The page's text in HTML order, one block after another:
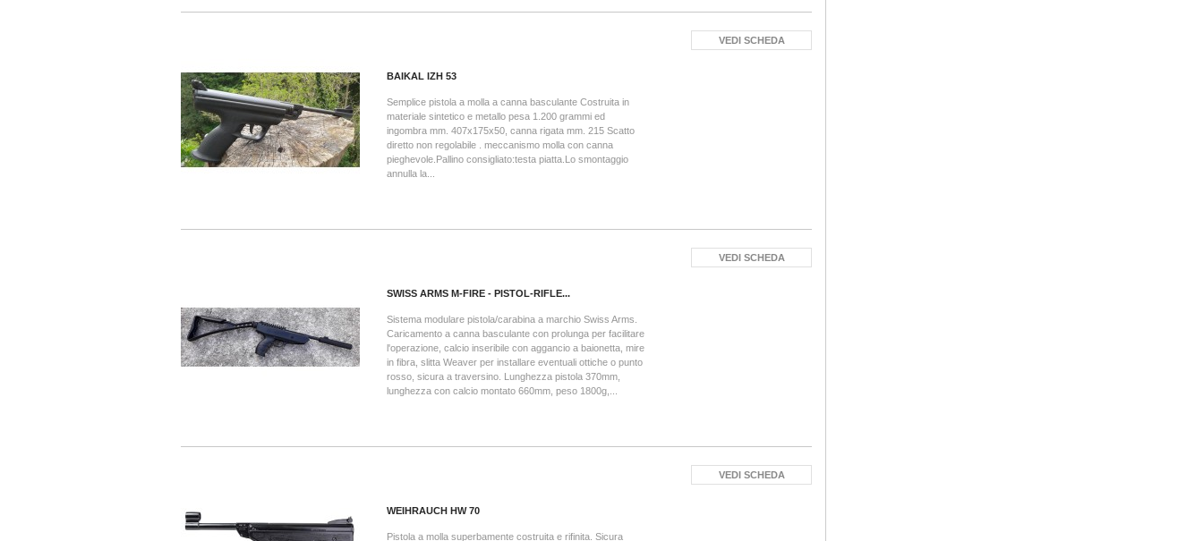
BAIKAL IZH 53
Semplice pistola a molla a canna basculante Costruita in
materiale sintetico e metallo pesa 1.200 grammi ed
ingombra mm. 407x175x50, canna rigata mm. 215 Scatto
diretto non regolabile . meccanismo molla con canna
pieghevole.Pallino consigliato:testa piatta.Lo smontaggio
annulla la...
VEDI SCHEDA
SWISS ARMS M-FIRE - PISTOL-RIFLE...
Sistema modulare pistola/carabina a marchio Swiss Arms.
Caricamento a canna basculante con prolunga per facilitare
l'operazione, calcio inseribile con aggancio a baionetta, mire
in fibra, slitta Weaver per installare eventuali ottiche o punto
rosso, sicura a traversino. Lunghezza pistola 370mm,
lunghezza con calcio montato 660mm, peso 1800g,...
VEDI SCHEDA
WEIHRAUCH HW 70
Pistola a molla superbamente costruita e rifinita. Sicura
VEDI SCHEDA